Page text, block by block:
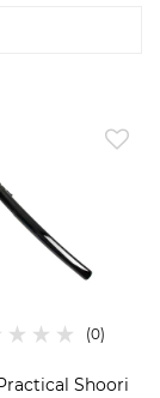
Shoori